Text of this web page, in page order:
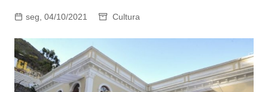
seg, 04/10/2021 Cultura